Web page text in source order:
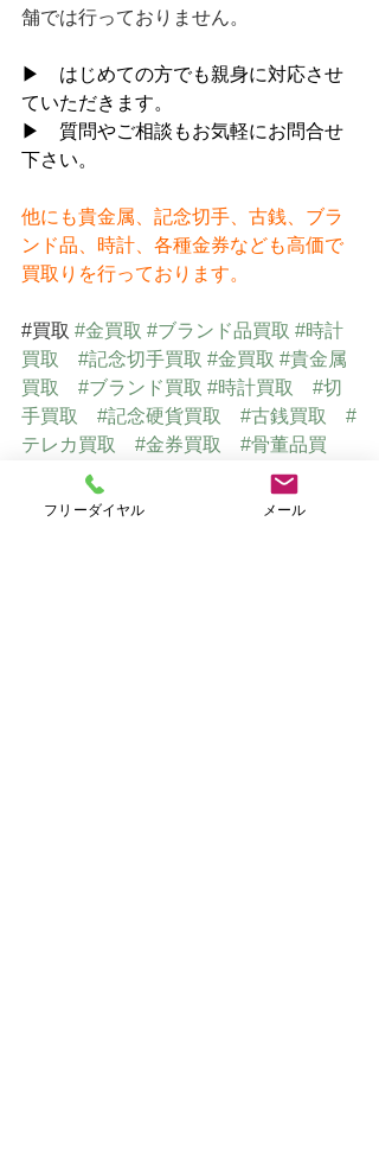
舗では行っておりません。
▶　はじめての方でも親身に対応させ
ていただきます。
▶　質問やご相談もお気軽にお問合せ
下さい。
他にも貴金属、記念切手、古銭、ブラ
ンド品、時計、各種金券なども高価で
買取りを行っております。
#買取 #金買取 #ブランド品買取 #時計
買取
#記念切手買取 #金買取 #貴金属
買取
#ブランド買取 #時計買取
#切
手買取
#記念硬貨買取 #古銭買取
#
テレカ買取
#金券買取
#骨董品買
#美術品買取
フリーダイヤル メール